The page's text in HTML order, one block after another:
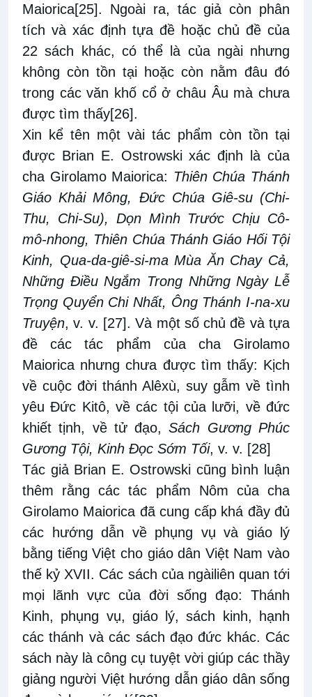
Maiorica[25]. Ngoài ra, tác giả còn phân
tích và xác định tựa đề hoặc chủ đề của
22 sách khác, có thể là của ngài nhưng
không còn tồn tại hoặc còn nằm đâu đó
trong các văn khố cổ ở châu Âu mà chưa
được tìm thấy[26].
Xin kể tên một vài tác phẩm còn tồn tại
được Brian E. Ostrowski xác định là của
cha Girolamo Maiorica: Thiên Chúa Thánh
Giáo Khải Mông, Đức Chúa Giê-su (Chi-
Thu, Chi-Su), Dọn Mình Trước Chịu Cô-
mô-nhong, Thiên Chúa Thánh Giáo Hối Tội
Kinh, Qua-da-giê-si-ma Mùa Ăn Chay Cả,
Những Điều Ngắm Trong Những Ngày Lễ
Trọng Quyển Chi Nhất, Ông Thánh I-na-xu
Truyện, v. v. [27]. Và một số chủ đề và tựa
đề các tác phẩm của cha Girolamo
Maiorica nhưng chưa được tìm thấy: Kịch
về cuộc đời thánh Alêxù, suy gẫm về tình
yêu Đức Kitô, về các tội của lưỡi, về đức
khiết tịnh, về tử đạo,Sách Gương Phúc
Gương Tội, Kinh Đọc Sớm Tối, v. v. [28]
Tác giả Brian E. Ostrowski cũng bình luận
thêm rằng các tác phẩm Nôm của cha
Girolamo Maiorica đã cung cấp khá đầy đủ
các hướng dẫn về phụng vụ và giáo lý
bằng tiếng Việt cho giáo dân Việt Nam vào
thế kỷ XVII. Các sách của ngàiliên quan tới
mọi lãnh vực của đời sống đạo: Thánh
Kinh, phụng vụ, giáo lý, sách kinh, hạnh
các thánh và các sách đạo đức khác. Các
sách này là công cụ tuyệt vời giúp các thầy
giảng người Việt hướng dẫn giáo dân sống